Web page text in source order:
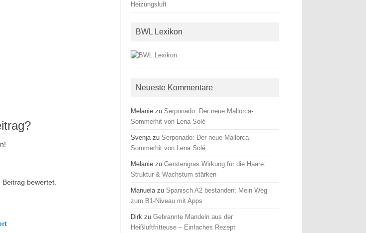
bewertet.
Heizungsluft
BWL Lexikon
Neueste Kommentare
Melanie zu Serponado: Der neue Mallorca-
Sommerhit von Lena Solé
Svenjazu Serponado: Der neue Mallorca-
Sommerhit von Lena Solé
Melanie zuGerstengras Wirkung für die Haare:
Struktur & Wachstum stärken
Manuelazu Spanisch A2 bestanden: Mein Weg
zum B1-Niveau mit Apps
Dirk zuGebrannte Mandeln aus der
Heißluftfritteuse – Einfaches Rezept